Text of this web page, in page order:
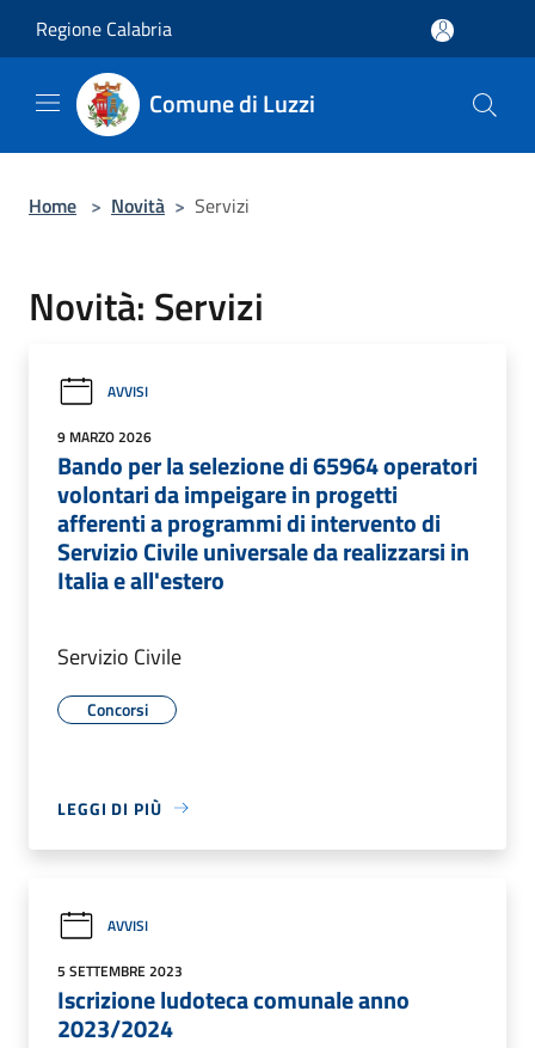
Regione Calabria
Comune di Luzzi
Home > Novità > Servizi
Novità: Servizi
AVVISI
9 MARZO 2026
Bando per la selezione di 65964 operatori
volontari da impeigare in progetti
afferenti a programmi di intervento di
Servizio Civile universale da realizzarsi in
Italia e all'estero
Servizio Civile
Concorsi
LEGGI DI PIÙ
AVVISI
5 SETTEMBRE 2023
Iscrizione ludoteca comunale anno
2023/2024